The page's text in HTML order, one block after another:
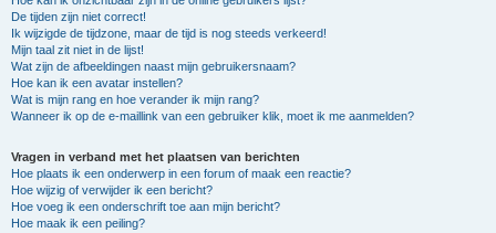
De tijden zijn niet correct!
Ik wijzigde de tijdzone, maar de tijd is nog steeds verkeerd!
Mijn taal zit niet in de lijst!
Wat zijn de afbeeldingen naast mijn gebruikersnaam?
Hoe kan ik een avatar instellen?
Wat is mijn rang en hoe verander ik mijn rang?
Wanneer ik op de e-maillink van een gebruiker klik, moet ik me aanmelden?
Vragen in verband met het plaatsen van berichten
Hoe plaats ik een onderwerp in een forum of maak een reactie?
Hoe wijzig of verwijder ik een bericht?
Hoe voeg ik een onderschrift toe aan mijn bericht?
Hoe maak ik een peiling?